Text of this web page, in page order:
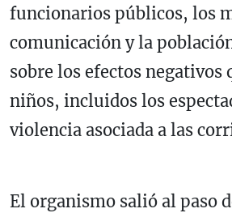
funcionarios públicos, los
comunicación y la
sobre los efectos negativos
niños, incluidos los
violencia asociada a las
El organismo salió al paso